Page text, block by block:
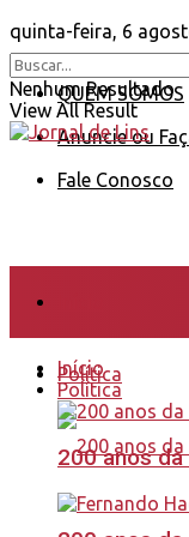
quinta-feira, 6
QUEM SOMOS
Anuncie ou
Fale Conosco
Nenhum Resultado
View All Result
Política
Início
Política
200 anos